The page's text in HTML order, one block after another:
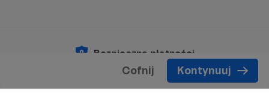
Cofnij Kontynuuj
Bezpieczne płatności